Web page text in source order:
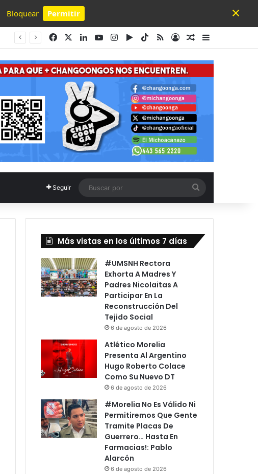
Bloquear Permitir
Powered by SendPulse
×
FacebookLinkedInYouTubeInstagram
Google Play
TikTok
RSSAccesoPublicación al
Barra lateral
Seguir
por
Más vistas en los últimos 7 días
#UMSNH Rectora
Exhorta A Madres Y
Padres Nicolaitas A
Participar En La
Reconstrucción Del
Tejido Social
6 de agosto de 2026
Atlético Morelia
Presenta Al Argentino
Hugo Roberto Colace
Como Su Nuevo DT
6 de agosto de 2026
#Morelia No Es Válido Ni
Permitiremos Que Gente
Tramite Placas De
Guerrero… Hasta En
Farmacias!: Pablo
Alarcón
6 de agosto de 2026